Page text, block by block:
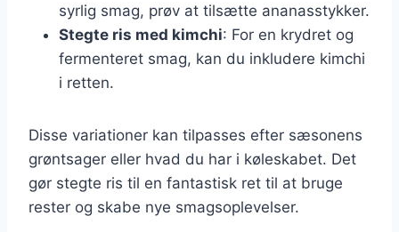
syrlig smag, prøv at tilsætte ananasstykker.
Stegte ris med kimchi: For en krydret og
fermenteret smag, kan du inkludere kimchi
i retten.
Disse variationer kan tilpasses efter sæsonens
grøntsager eller hvad du har i køleskabet. Det
gør stegte ris til en fantastisk ret til at bruge
rester og skabe nye smagsoplevelser.